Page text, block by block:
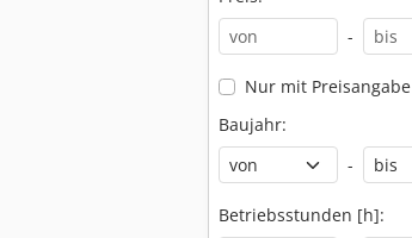
-
Nur mit Preisangabe
Baujahr:
-
Betriebsstunden [h]: